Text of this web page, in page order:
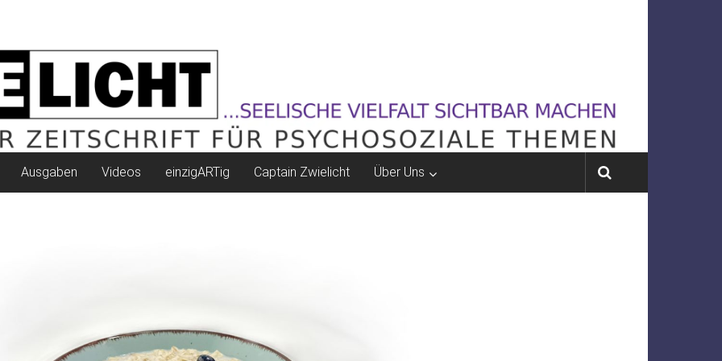
Ausgaben Videos einzigARTig Captain Zwielicht Über Uns